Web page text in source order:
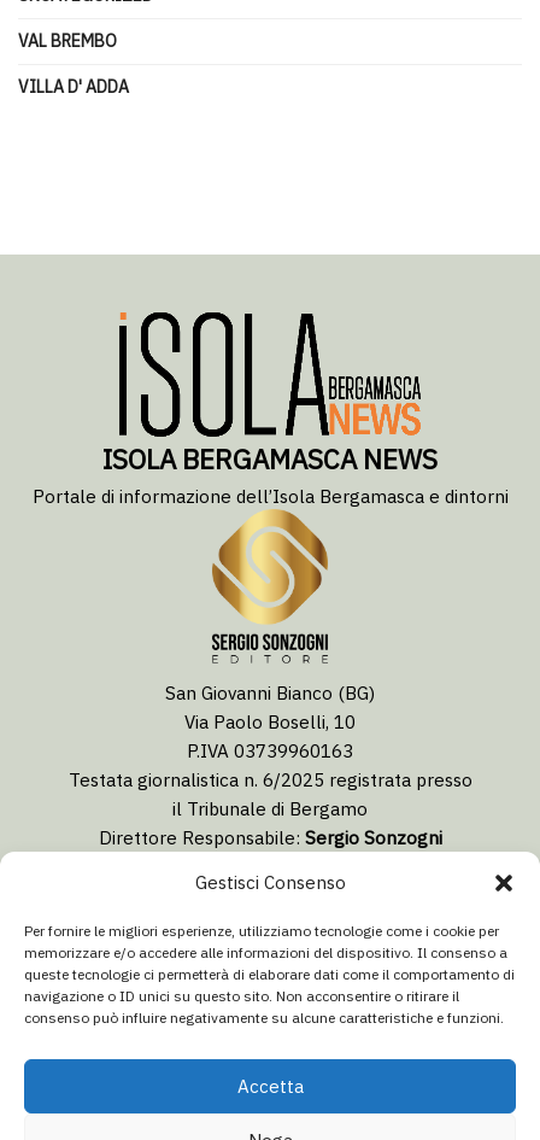
Gestisci Consenso
Per fornire le migliori esperienze, utilizziamo tecnologie come i cookie per
memorizzare e/o accedere alle informazioni del dispositivo. Il consenso a
queste tecnologie ci permetterà di elaborare dati come il comportamento di
navigazione o ID unici su questo sito. Non acconsentire o ritirare il
consenso può influire negativamente su alcune caratteristiche e funzioni.
Accetta
VAL BREMBO
VILLA D' ADDA
ISOLA BERGAMASCA NEWS
Portale di informazione dell’Isola Bergamasca e dintorni
San Giovanni Bianco (BG)
Via Paolo Boselli, 10
P.IVA 03739960163
Testata giornalistica n. 6/2025 registrata presso
il Tribunale di Bergamo
Direttore Responsabile: Sergio Sonzogni
redazione@isolabergamascanews.it
info@italiacommunication.com
Telefono: 0345 41834